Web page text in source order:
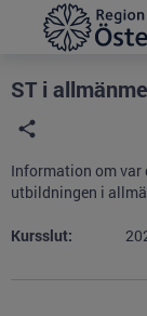
Grade
Portal
ST i
Information om var
utbildningen i
Kursslut: